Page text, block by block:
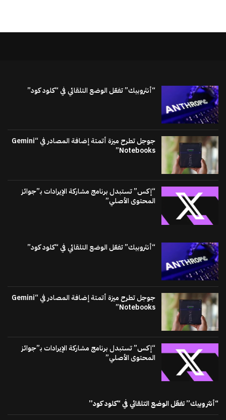
“أنثروبيك” تفعّل الوضع التلقائي في “كلود كود”
جوجل تطرح ميزة أتمتة إضافة المصادر في “Gemini
Notebooks”
“إكس” تستبدل برنامج مشاركة الإيرادات بـ”جوائز
المحتوى الأصلي”
“أنثروبيك” تفعّل الوضع التلقائي في “كلود كود”
جوجل تطرح ميزة أتمتة إضافة المصادر في “Gemini
Notebooks”
“إكس” تستبدل برنامج مشاركة الإيرادات بـ”جوائز
المحتوى الأصلي”
“أنثروبيك” تفعّل الوضع التلقائي في “كلود كود”